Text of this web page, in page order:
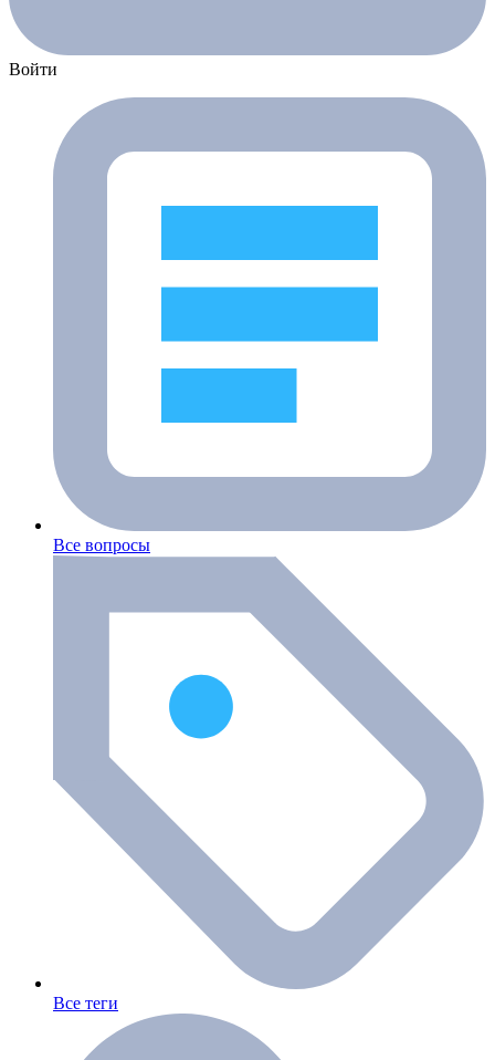
Войти
Все вопросы
Все теги